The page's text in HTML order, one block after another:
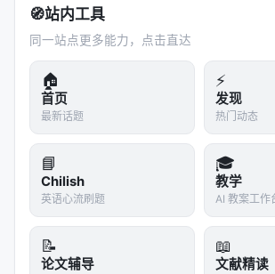
🧭站内工具
同一站点更多能力，点击直达
🏠
首页
最新话题
⚡
发现
热门动态
📘
Chilish
英语心流刷题
🎓
教学
AI 教案工作
📝
论文辅导
📖
文献精读